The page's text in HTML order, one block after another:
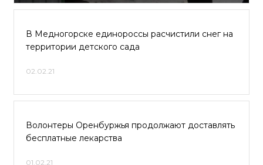
В Медногорске единороссы расчистили снег на
территории детского сада
02.02.21
Волонтеры Оренбуржья продолжают доставлять
бесплатные лекарства
01.02.21